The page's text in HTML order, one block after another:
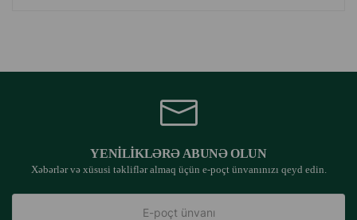
YENILIKLƏRƏ ABUNƏ OLUN
Xəbərlər və xüsusi təkliflər almaq üçün e-poçt ünvanınızı qeyd edin.